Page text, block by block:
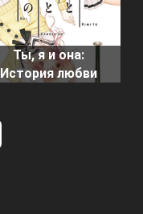
Ты, я и она:
История любви